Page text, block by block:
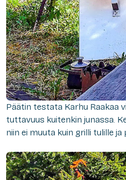
Päätin testata Karhu Raakaa
tuttavuus kuitenkin junassa.
niin ei muuta kuin grilli tulille